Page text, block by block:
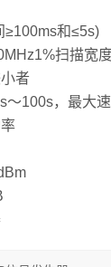
≥100ms和≤5s)
扫描宽
者
～100s，最大